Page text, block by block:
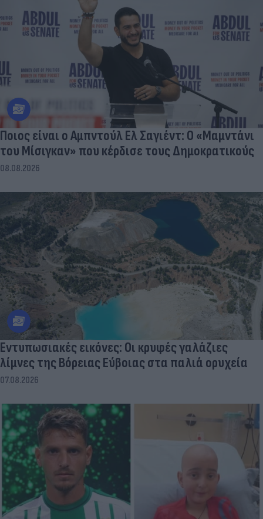
Ποιος είναι ο Αμπντούλ Ελ Σαγιέντ: Ο «Μαμντάνι
του Μίσιγκαν» που κέρδισε τους Δημοκρατικούς
08.08.2026
Εντυπωσιακές εικόνες: Οι κρυφές γαλάζιες
λίμνες της Βόρειας Εύβοιας στα παλιά ορυχεία
07.08.2026